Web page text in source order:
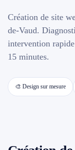
Broye
Création de site
de-Vaud.
intervention
15 minutes.
🎨 Design sur mesure